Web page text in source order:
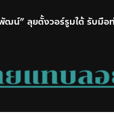
ฒน์” ลุยตั้งวอร์รูมใต้ รับมื